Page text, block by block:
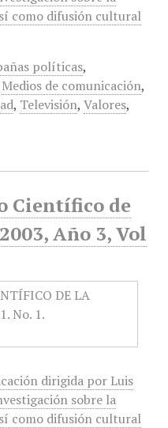
como difusión cultural
políticas,
Medios de comunicación,
, Televisión, Valores,
Científico de
Año 3, Vol
dirigida por Luis
sobre la
como difusión cultural